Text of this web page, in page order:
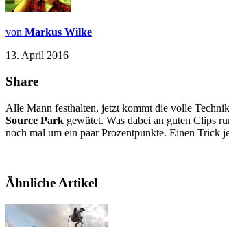
von Markus Wilke
13. April 2016
Share
Alle Mann festhalten, jetzt kommt die volle
Source Park gewütet. Was dabei an guten Clips
noch mal um ein paar Prozentpunkte. Einen Trick
Ähnliche Artikel